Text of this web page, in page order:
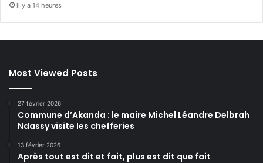
il y a 14 heures
Most Viewed Posts
27 février 2026
Commune d’Akanda : le maire Michel Léandre Delbrah
Ndassy visite les chefferies
13 février 2026
Après tout est dit et fait, plus est dit que fait